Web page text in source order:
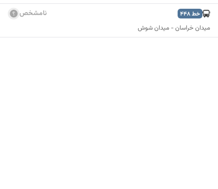
خط448 نامشخص
میدان خراسان - میدان شوش